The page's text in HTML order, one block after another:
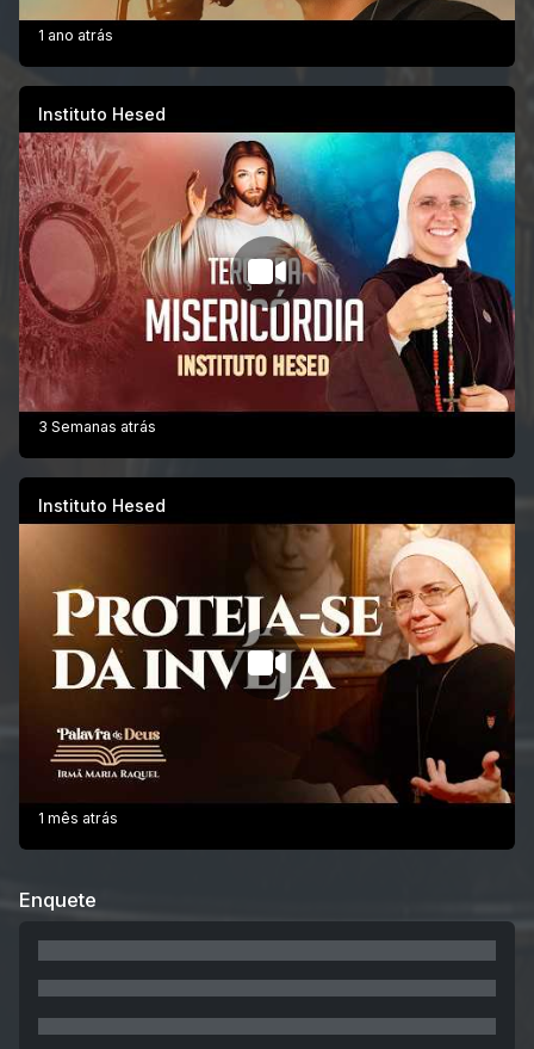
1 ano atrás
Instituto Hesed
3 Semanas atrás
Instituto Hesed
1 mês atrás
Enquete